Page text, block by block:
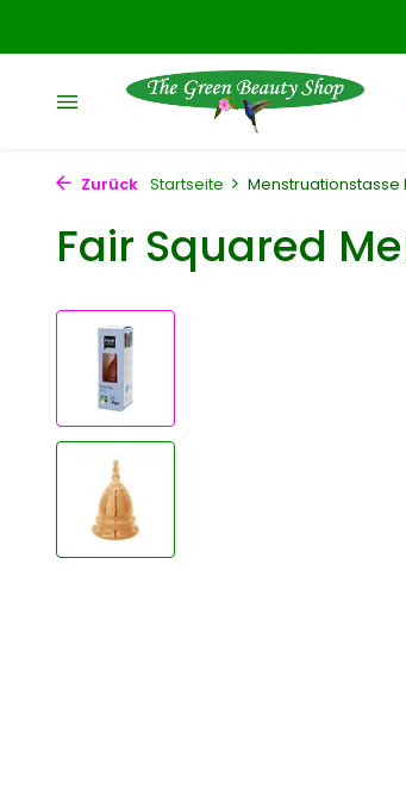
Zurück Startseite Menstruationstasse
Fair Squared